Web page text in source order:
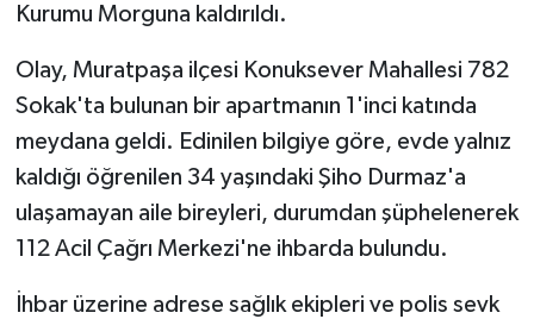
Kurumu Morguna kaldırıldı.
Olay, Muratpaşa ilçesi Konuksever Mahallesi 782
Sokak'ta bulunan bir apartmanın 1'inci katında
meydana geldi. Edinilen bilgiye göre, evde yalnız
kaldığı öğrenilen 34 yaşındaki Şiho Durmaz'a
ulaşamayan aile bireyleri, durumdan şüphelenerek
112 Acil Çağrı Merkezi'ne ihbarda bulundu.
İhbar üzerine adrese sağlık ekipleri ve polis sevk